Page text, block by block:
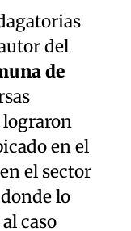
del
de
lograron
en el
el sector
donde lo
caso